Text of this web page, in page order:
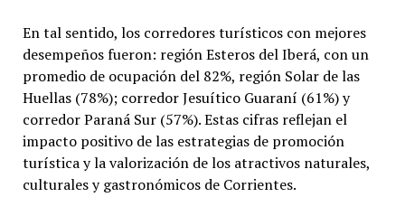
En tal sentido, los corredores turísticos con mejores
desempeños fueron: región Esteros del Iberá, con un
promedio de ocupación del 82%, región Solar de las
Huellas (78%); corredor Jesuítico Guaraní (61%) y
corredor Paraná Sur (57%). Estas cifras reflejan el
impacto positivo de las estrategias de promoción
turística y la valorización de los atractivos naturales,
culturales y gastronómicos de Corrientes.